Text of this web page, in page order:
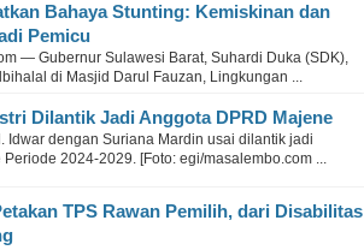
Bahaya Stunting: Kemiskinan dan
Pemicu
— Gubernur Sulawesi Barat, Suhardi Duka (SDK),
di Masjid Darul Fauzan, Lingkungan ...
Dilantik Jadi Anggota DPRD Majene
Idwar dengan Suriana Mardin usai dilantik jadi
2024-2029. [Foto: egi/masalembo.com ...
TPS Rawan Pemilih, dari Disabilitas